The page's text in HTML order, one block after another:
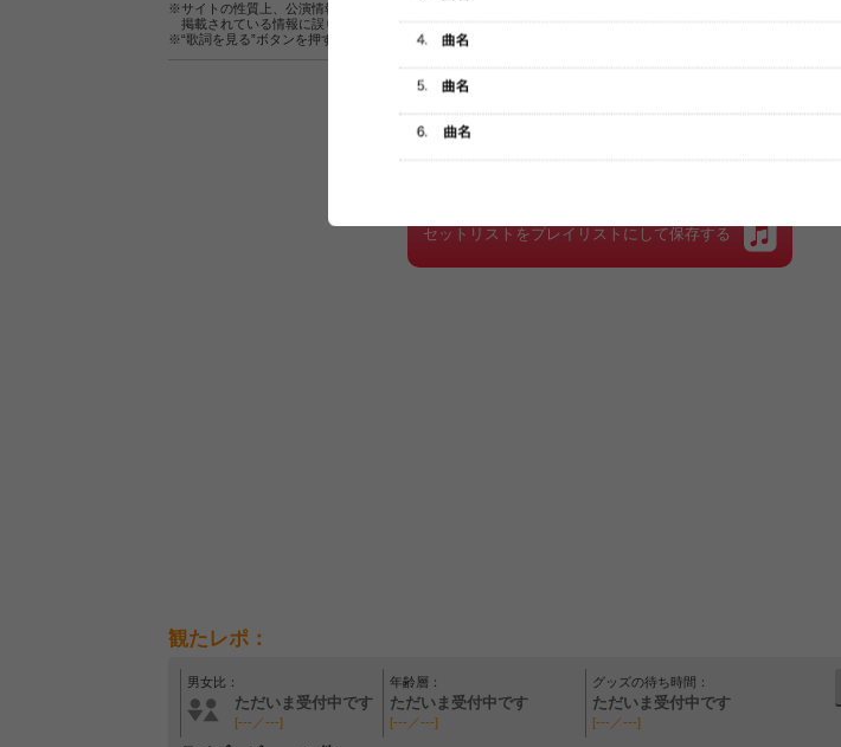
※サイトの性質上、公演情報およびセットリスト情報の正確性は保証されませんので、あらかじめご了承ください。
掲載されている情報に誤りがある場合は、
※“歌詞を見る”ボタンを押すと、株式会社ページワンが運営する歌詞サイト「
セットリストをプレイリストにして保存する
観たレポ：
男女比：
ただいま受付中です
[---／---]
年齢層：
ただいま受付中です
[---／---]
グッズの待ち時間：
ただいま受付中です
[---／---]